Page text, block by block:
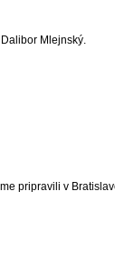
Mlejnský.
pripravili v